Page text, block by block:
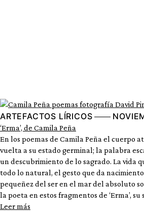
ARTEFACTOS LÍRICOS
‘Erma’, de Camila Peña
En los poemas de Camila Peña el cuerpo
vuelta a su estado germinal; la palabra
un descubrimiento de lo sagrado. La vida
todo lo natural, el gesto que da
pequeñez del ser en el mar del absoluto
la poeta en estos fragmentos de ‘Erma’,
Leer más